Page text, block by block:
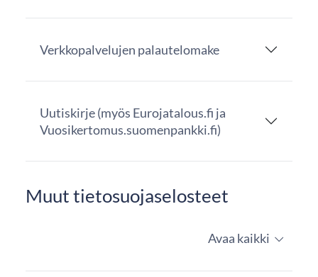
Verkkopalvelujen palautelomake
Uutiskirje (myös Eurojatalous.fi ja
Vuosikertomus.suomenpankki.fi)
Muut tietosuojaselosteet
Avaa kaikki